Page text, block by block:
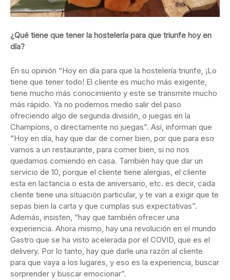
¿Qué tiene que tener la hostelería para que triunfe hoy en
día?
En su opinión “Hoy en día para que la hostelería triunfe, ¡Lo
tiene que tener todo! El cliente es mucho más exigente,
tiene mucho más conocimiento y este se transmite mucho
más rápido. Ya no podemos medio salir del paso
ofreciendo algo de segunda división, o juegas en la
Champions, o directamente no juegas”. Así, informan que
“Hoy en día, hay que dar de comer bien, por que para eso
vamos a un restaurante, para comer bien, si no nos
quedamos comiendo en casa. También hay que dar un
servicio de 10, porque el cliente tiene alergias, el cliente
esta en lactancia o esta de aniversario, etc. es decir, cada
cliente tiene una situación particular, y te van a exigir que te
sepas bien la carta y que cumplas sus expectativas”.
Además, insisten, “hay que también ofrecer una
experiencia. Ahora mismo, hay una revolución en el mundo
Gastro que se ha visto acelerada por el COVID, que es el
delivery. Por lo tanto, hay que darle una razón al cliente
para que vaya a los lugares, y eso es la experiencia, buscar
sorprender y buscar emocionar”.